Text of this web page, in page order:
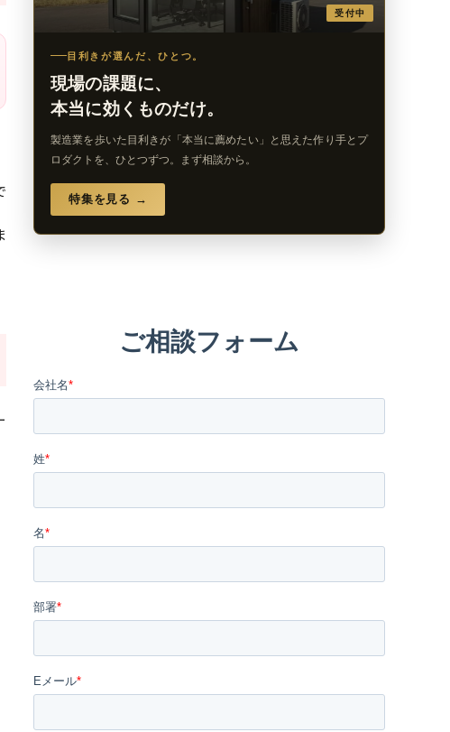
受付中
目利きが選んだ、ひとつ。
現場の課題に、
本当に効くものだけ。
製造業を歩いた目利きが「本当に薦めたい」と思えた作り手とプ
ロダクトを、ひとつずつ。まず相談から。
特集を見る →